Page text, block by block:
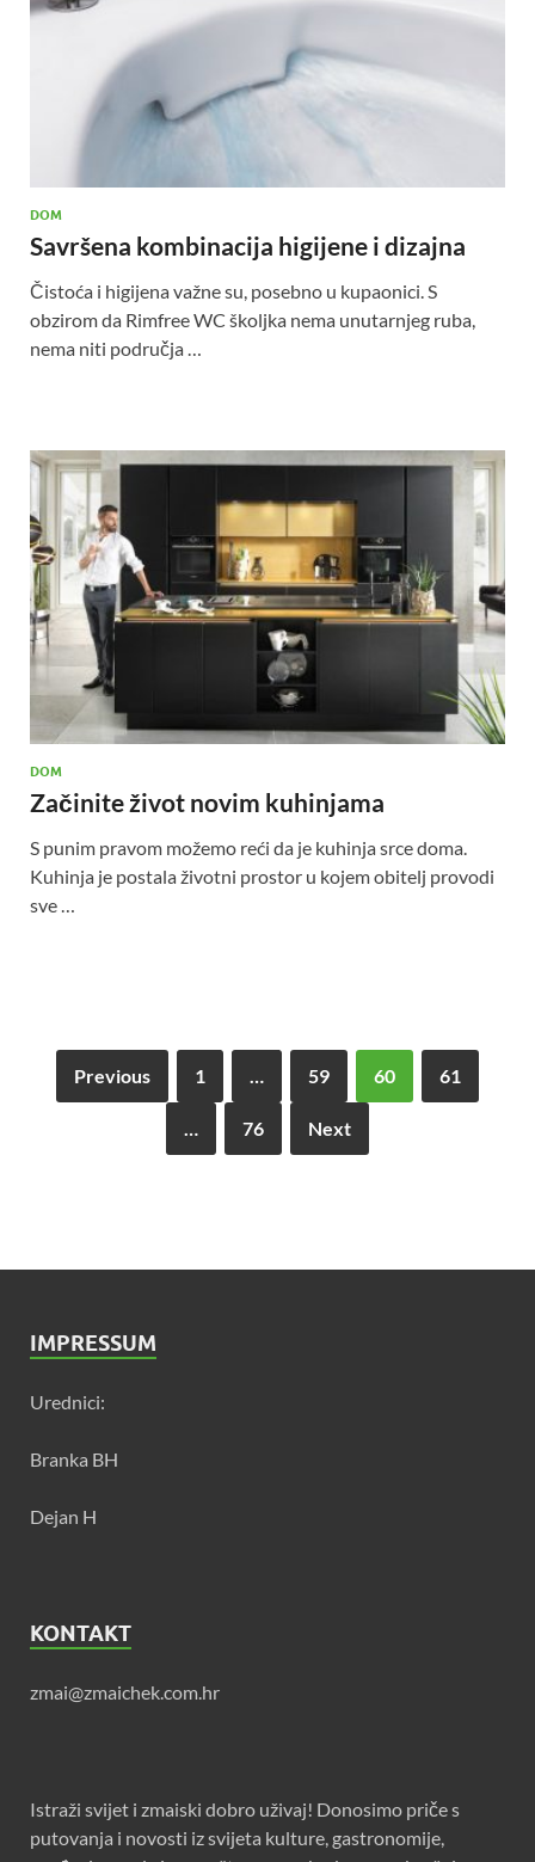
DOM
Savršena kombinacija higijene i dizajna
Čistoća i higijena važne su, posebno u kupaonici. S
obzirom da Rimfree WC školjka nema unutarnjeg ruba,
nema niti područja …
DOM
Začinite život novim kuhinjama
S punim pravom možemo reći da je kuhinja srce doma.
Kuhinja je postala životni prostor u kojem obitelj provodi
sve …
Previous 1 … 59 60 61
… 76 Next
IMPRESSUM
Urednici:
Branka BH
Dejan H
KONTAKT
zmai@zmaichek.com.hr
Istraži svijet i zmaiski dobro uživaj! Donosimo priče s
putovanja i novosti iz svijeta kulture, gastronomije,